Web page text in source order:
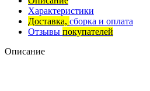
Характеристики
Доставка, сборка и оплата
Отзывы покупателей
Описание